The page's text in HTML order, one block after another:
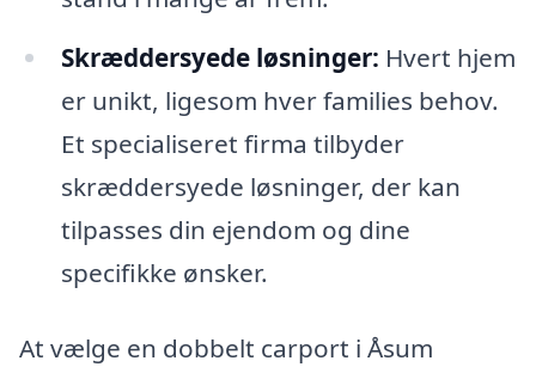
Skræddersyede løsninger: Hvert hjem
er unikt, ligesom hver families behov.
Et specialiseret firma tilbyder
skræddersyede løsninger, der kan
tilpasses din ejendom og dine
specifikke ønsker.
At vælge en dobbelt carport i Åsum